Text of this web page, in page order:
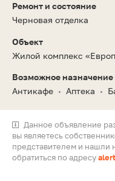
Ремонт и состояние
Черновая отделка
Объект
Жилой комплекс
Возможное назначение
Антикафе • Аптека •
Данное объявление
вы являетесь
представителем и нашли
обратиться по адресу